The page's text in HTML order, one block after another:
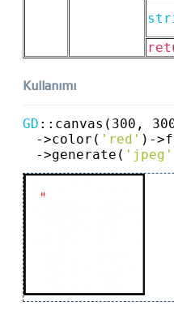
Kullanımı
GD :: canvas(300,
->color( 'red' ) ->
->generate( 'jpeg'